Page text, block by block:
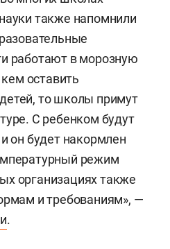
также напомнили
работают в морозную
оставить
то школы примут
С ребенком будут
он будет накормлен
режим
организациях также
и требованиям», —
.